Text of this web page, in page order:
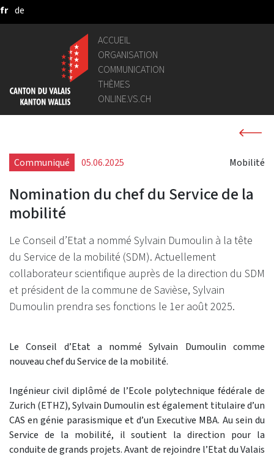
Saut au contenu principal
fr de
ACCUEIL
ORGANISATION
COMMUNICATION
THÈMES
ONLINE.VS.CH
Communiqué 05.06.2025 Mobilité
Nomination du chef du Service de la
mobilité
Le Conseil d’Etat a nommé Sylvain Dumoulin à la tête
du Service de la mobilité (SDM). Actuellement
collaborateur scientifique auprès de la direction du SDM
et président de la commune de Savièse, Sylvain
Dumoulin prendra ses fonctions le 1er août 2025.
Le Conseil d’Etat a nommé Sylvain Dumoulin comme
nouveau chef du Service de la mobilité.
Ingénieur civil diplômé de l’Ecole polytechnique fédérale de
Zurich (ETHZ), Sylvain Dumoulin est également titulaire d’un
CAS en génie parasismique et d’un Executive MBA. Au sein du
Service de la mobilité, il soutient la direction pour la
conduite de grands projets. Avant de rejoindre l’Etat du Valais